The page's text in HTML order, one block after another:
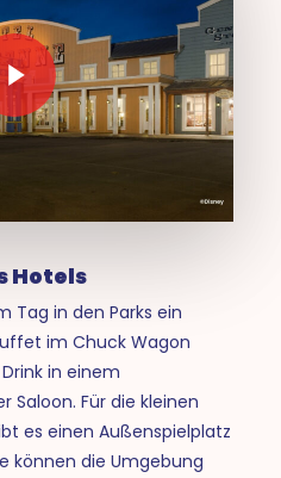
Hotels
Tag in den Parks ein
im Chuck Wagon
in einem
Saloon. Für die kleinen
es einen Außenspielplatz
können die Umgebung